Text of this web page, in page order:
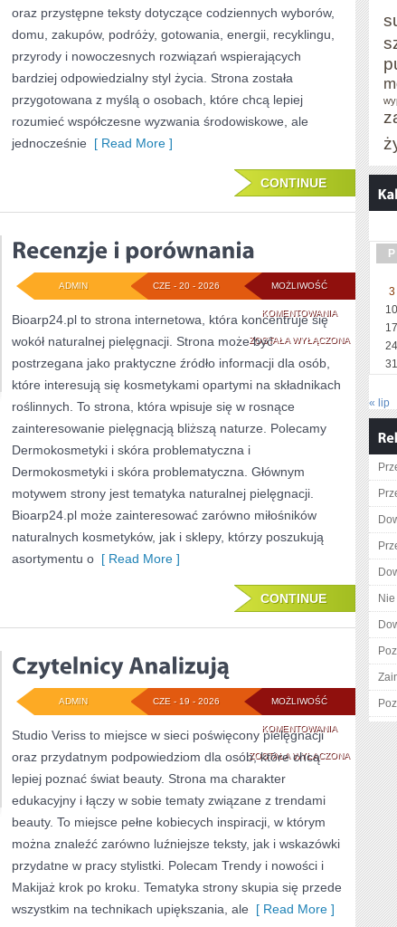
oraz przystępne teksty dotyczące codziennych wyborów,
domu, zakupów, podróży, gotowania, energii, recyklingu,
przyrody i nowoczesnych rozwiązań wspierających
bardziej odpowiedzialny styl życia. Strona została
przygotowana z myślą o osobach, które chcą lepiej
rozumieć współczesne wyzwania środowiskowe, ale
jednocześnie [ Read More ]
CONTINUE
MOŻLIWOŚĆ
KOMENTOWANIARECENZJE
I
PORÓWNANIA
ZOSTAŁA WYŁĄCZONA
CZE - 20 - 2026
ADMIN
Bioarp24.pl to strona internetowa, która koncentruje się
wokół naturalnej pielęgnacji. Strona może być
postrzegana jako praktyczne źródło informacji dla osób,
które interesują się kosmetykami opartymi na składnikach
roślinnych. To strona, która wpisuje się w rosnące
zainteresowanie pielęgnacją bliższą naturze. Polecamy
Dermokosmetyki i skóra problematyczna i
Dermokosmetyki i skóra problematyczna. Głównym
motywem strony jest tematyka naturalnej pielęgnacji.
Bioarp24.pl może zainteresować zarówno miłośników
naturalnych kosmetyków, jak i sklepy, którzy poszukują
asortymentu o [ Read More ]
CONTINUE
MOŻLIWOŚĆ
KOMENTOWANIACZYTELNICY
ANALIZUJĄ
ZOSTAŁA WYŁĄCZONA
CZE - 19 - 2026
ADMIN
Studio Veriss to miejsce w sieci poświęcony pielęgnacji
oraz przydatnym podpowiedziom dla osób, które chcą
lepiej poznać świat beauty. Strona ma charakter
edukacyjny i łączy w sobie tematy związane z trendami
beauty. To miejsce pełne kobiecych inspiracji, w którym
można znaleźć zarówno luźniejsze teksty, jak i wskazówki
przydatne w pracy stylistki. Polecam Trendy i nowości i
Makijaż krok po kroku. Tematyka strony skupia się przede
wszystkim na technikach upiększania, ale [ Read More ]
P
3
10
17
24
31
« lip